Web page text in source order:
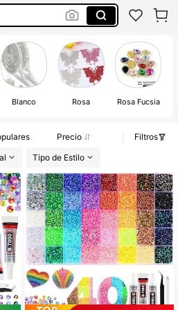
Pegar
Blanco Rosa Rosa Fucsia
Precio
Filtros
Tipo de Estilo